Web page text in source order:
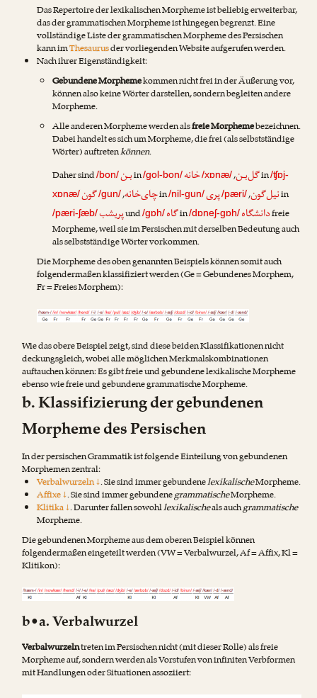
Das Repertoire der lexikalischen Morpheme ist beliebig erweiterbar,
das der grammatischen Morpheme ist hingegen begrenzt. Eine
vollständige Liste der grammatischen Morpheme des Persischen
kann imThesaurusder vorliegenden Website aufgerufen werden.
Nach ihrer Eigenständigkeit:
Gebundene Morphemekommen nicht frei in der Äußerung vor,
können also keine Wörter darstellen, sondern begleiten andere
Morpheme.
Alle anderen Morpheme werden alsfreie Morphemebezeichnen.
Dabei handelt es sich um Morpheme, die frei (als selbstständige
Wörter) auftretenkönnen.
Daher sind/bon/بـنin/gol-bon/ گل‌بـن,
/xɒnæ/خانه in/ʧɒj-
xɒnæ/
چای‌خانه,
/gun/گون in/nil-gun/ نیل‌گون,
/pæri/پری in
/pæri-ʃæb/پریشبund/gɒh/گاهin/dɒneʃ-gɒh/دانشگاهfreie
Morpheme, weil sie im Persischen mit derselben Bedeutung auch
als selbstständige Wörter vorkommen.
Die Morpheme des oben genannten Beispiels können somit auch
folgendermaßen klassifiziert werden (Ge = Gebundenes Morphem,
Fr = Freies Morphem):
Wie das obere Beispiel zeigt, sind diese beiden Klassifikationen nicht
deckungsgleich, wobei alle möglichen Merkmalskombinationen
auftauchen können: Es gibt freie und gebundene lexikalische Morpheme
ebenso wie freie und gebundene grammatische Morpheme.
b. Klassifizierung der gebundenen
Morpheme des Persischen
In der persischen Grammatik ist folgende Einteilung von gebundenen
Morphemen zentral:
Verbalwurzeln ↓. Sie sind immer gebundenelexikalischeMorpheme.
Affixe ↓. Sie sind immer gebundenegrammatischeMorpheme.
Klitika ↓. Darunter fallen sowohllexikalischeals auchgrammatische
Morpheme.
Die gebundenen Morpheme aus dem oberen Beispiel können
folgendermaßen eingeteilt werden (VW = Verbalwurzel, Af = Affix, Kl =
Klitikon):
b•a. Verbalwurzel
Verbalwurzelntreten im Persischen nicht (mit dieser Rolle) als freie
Morpheme auf, sondern werden als Vorstufen von infiniten Verbformen
mit Handlungen oder Situationen assoziiert: